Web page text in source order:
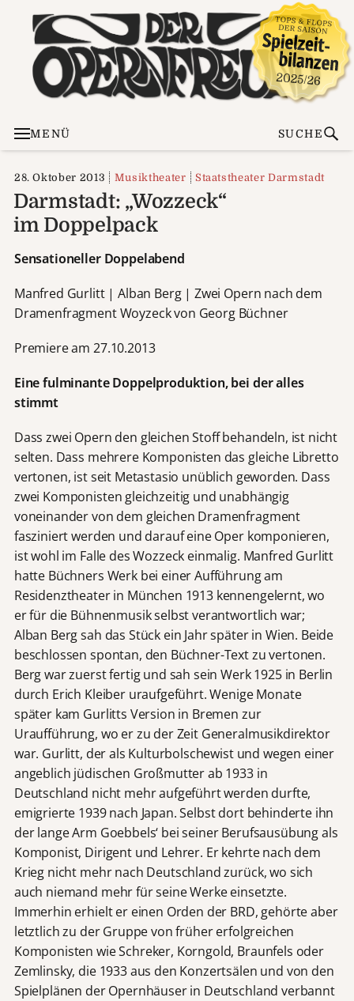
MENÜ SUCHE
28. Oktober 2013 Musiktheater Staatstheater Darmstadt
Darmstadt: „Wozzeck“
im Doppelpack
Sensationeller Doppelabend
Manfred Gurlitt | Alban Berg | Zwei Opern nach dem
Dramenfragment Woyzeck von Georg Büchner
Premiere am 27.10.2013
Eine fulminante Doppelproduktion, bei der alles
stimmt
Dass zwei Opern den gleichen Stoff behandeln, ist nicht
selten. Dass mehrere Komponisten das gleiche Libretto
vertonen, ist seit Metastasio unüblich geworden. Dass
zwei Komponisten gleichzeitig und unabhängig
voneinander von dem gleichen Dramenfragment
fasziniert werden und darauf eine Oper komponieren,
ist wohl im Falle des Wozzeck einmalig. Manfred Gurlitt
hatte Büchners Werk bei einer Aufführung am
Residenztheater in München 1913 kennengelernt, wo
er für die Bühnenmusik selbst verantwortlich war;
Alban Berg sah das Stück ein Jahr später in Wien. Beide
beschlossen spontan, den Büchner-Text zu vertonen.
Berg war zuerst fertig und sah sein Werk 1925 in Berlin
durch Erich Kleiber uraufgeführt. Wenige Monate
später kam Gurlitts Version in Bremen zur
Uraufführung, wo er zu der Zeit Generalmusikdirektor
war. Gurlitt, der als Kulturbolschewist und wegen einer
angeblich jüdischen Großmutter ab 1933 in
Deutschland nicht mehr aufgeführt werden durfte,
emigrierte 1939 nach Japan. Selbst dort behinderte ihn
der lange Arm Goebbels‘ bei seiner Berufsausübung als
Komponist, Dirigent und Lehrer. Er kehrte nach dem
Krieg nicht mehr nach Deutschland zurück, wo sich
auch niemand mehr für seine Werke einsetzte.
Immerhin erhielt er einen Orden der BRD, gehörte aber
letztlich zu der Gruppe von früher erfolgreichen
Komponisten wie Schreker, Korngold, Braunfels oder
Zemlinsky, die 1933 aus den Konzertsälen und von den
Spielplänen der Opernhäuser in Deutschland verbannt